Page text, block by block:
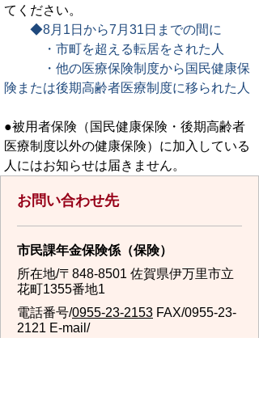
てください。
◆8月1日から7月31日までの間に
・市町を超える転居をされた人
・他の医療保険制度から国民健康保
険または後期高齢者医療制度に移られた人
●被用者保険（国民健康保険・後期高齢者
医療制度以外の健康保険）に加入している
人にはお知らせは届きません。
お問い合わせ先
市民課年金保険係（保険）
所在地/〒848-8501 佐賀県伊万里市立
花町1355番地1
電話番号/0955-23-2153 FAX/0955-23-
2121 E-mail/